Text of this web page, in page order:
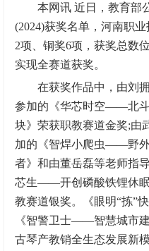
本网讯 近日，教育部
(2024)获奖名单，河南职
2项、铜奖6项，获奖总数
实现全赛道获奖。
在获奖作品中，由刘
参加的《华芯时空——北
块》荣获职教赛道金奖;由
加的《智焊小爬虫——野
者》和由董岳磊等老师指
芯生——开创磷酸铁锂休
教赛道银奖。《眼明“拣”
《智警卫士——智慧城市
古琴产教销全生态发展新